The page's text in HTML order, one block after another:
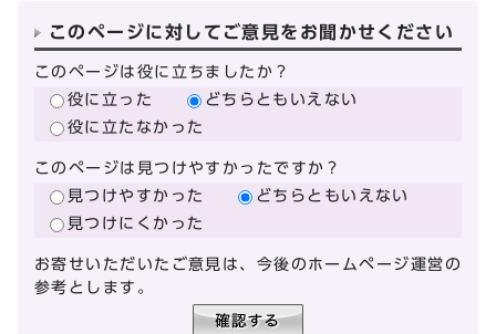
このページに対してご意見をお聞かせください
このページは役に立ちましたか？
役に立った
どちらともいえない
役に立たなかった
このページは見つけやすかったですか？
見つけやすかった
どちらともいえない
見つけにくかった
お寄せいただいたご意見は、今後のホームページ運営の
参考とします。